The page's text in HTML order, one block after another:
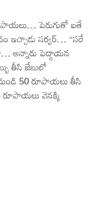
పెరుగుతో ఐతే
ఇచ్చాడు సర్వర్… “సరే
అన్నారు పెద్దాయన
తీసి జేబులో
50 రూపాయలు తీసి
రూపాయలు వెనక్కి